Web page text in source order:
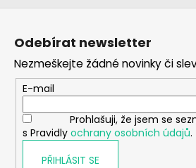
Z
Odebírat newsletter
Nezmeškejte žádné novinky či
E-mail
Prohlašuji, že jsem se
s Pravidly ochrany osobních údajů.
PŘIHLÁSIT SE